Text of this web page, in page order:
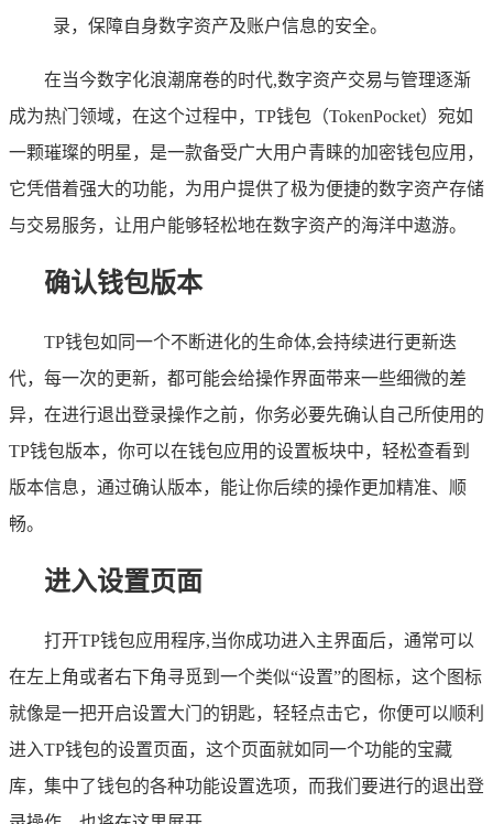
录，保障自身数字资产及账户信息的安全。
在当今数字化浪潮席卷的时代,数字资产交易与管理逐渐
成为热门领域，在这个过程中，TP钱包（TokenPocket）宛如
一颗璀璨的明星，是一款备受广大用户青睐的加密钱包应用，
它凭借着强大的功能，为用户提供了极为便捷的数字资产存储
与交易服务，让用户能够轻松地在数字资产的海洋中遨游。
确认钱包版本
TP钱包如同一个不断进化的生命体,会持续进行更新迭
代，每一次的更新，都可能会给操作界面带来一些细微的差
异，在进行退出登录操作之前，你务必要先确认自己所使用的
TP钱包版本，你可以在钱包应用的设置板块中，轻松查看到
版本信息，通过确认版本，能让你后续的操作更加精准、顺
畅。
进入设置页面
打开TP钱包应用程序,当你成功进入主界面后，通常可以
在左上角或者右下角寻觅到一个类似“设置”的图标，这个图标
就像是一把开启设置大门的钥匙，轻轻点击它，你便可以顺利
进入TP钱包的设置页面，这个页面就如同一个功能的宝藏
库，集中了钱包的各种功能设置选项，而我们要进行的退出登